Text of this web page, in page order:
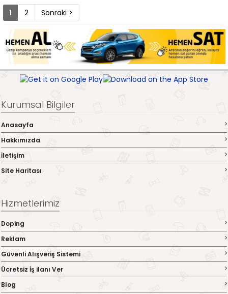
1 2 Sonraki >
Kurumsal Bilgiler
Anasayfa
Hakkımızda
İletişim
Site Haritası
Hizmetlerimiz
Doping
Reklam
Güvenli Alışveriş Sistemi
Ücretsiz İş ilanı Ver
Blog